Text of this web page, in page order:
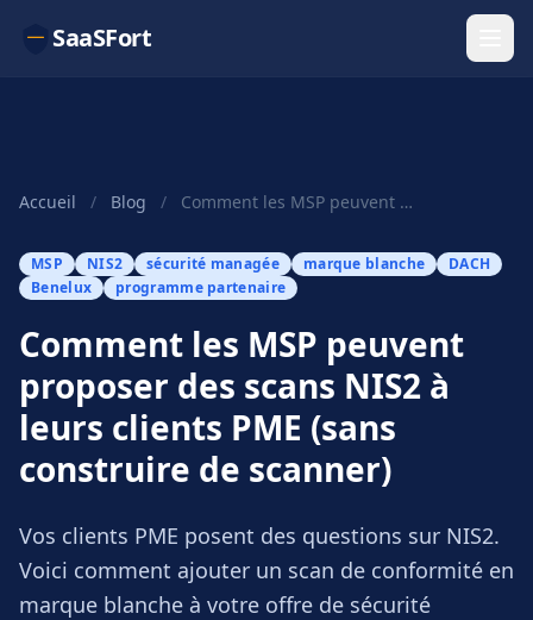
SaaSFort
Accueil / Blog / Comment les MSP peuvent proposer des scans NIS2 à leurs clients PME (sans construire de scanner)
MSP NIS2 sécurité managée marque blanche
DACH
Benelux
programme partenaire
Comment les MSP peuvent
proposer des scans NIS2 à
leurs clients PME (sans
construire de scanner)
Vos clients PME posent des questions sur NIS2.
Voici comment ajouter un scan de conformité en
marque blanche à votre offre de sécurité